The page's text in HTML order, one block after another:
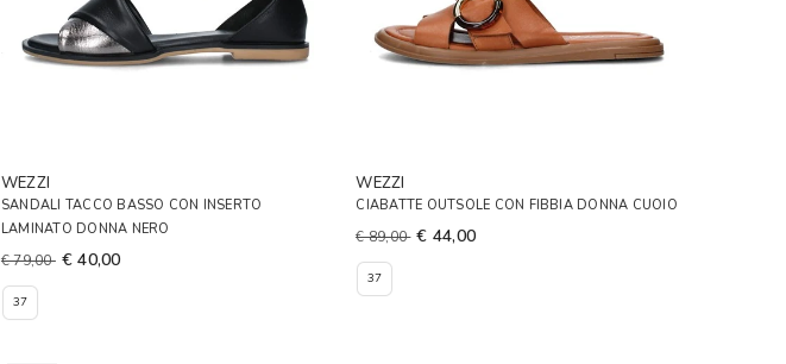
WEZZI
SANDALI TACCO BASSO CON INSERTO
LAMINATO DONNA NERO
€ 79,00 € 40,00
37
WEZZI
CIABATTE OUTSOLE CON FIBBIA DONNA CUOIO
€ 89,00 € 44,00
37